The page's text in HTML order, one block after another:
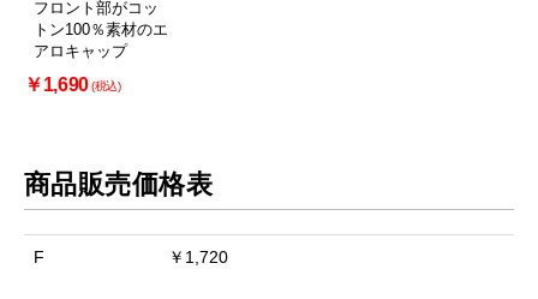
フロント部がコッ
トン100％素材のエ
アロキャップ
￥1,690(税込)
商品販売価格表
F ￥1,720